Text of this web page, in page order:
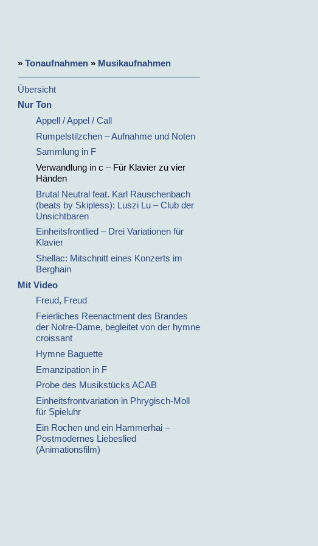
» Tonaufnahmen » Musikaufnahmen
Übersicht
Nur Ton
Appell / Appel / Call
Rumpelstilzchen – Aufnahme und Noten
Sammlung in F
Verwandlung in c – Für Klavier zu vier
Händen
Brutal Neutral feat. Karl Rauschenbach
(beats by Skipless): Luszi Lu – Club der
Unsichtbaren
Einheitsfrontlied – Drei Variationen für
Klavier
Shellac: Mitschnitt eines Konzerts im
Berghain
Mit Video
Freud, Freud
Feierliches Reenactment des Brandes
der Notre-Dame, begleitet von der hymne
croissant
Hymne Baguette
Emanzipation in F
Probe des Musikstücks ACAB
Einheitsfrontvariation in Phrygisch-Moll
für Spieluhr
Ein Rochen und ein Hammerhai –
Postmodernes Liebeslied
(Animationsfilm)